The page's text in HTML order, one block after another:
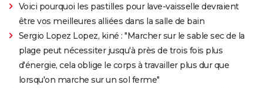
Voici pourquoi les pastilles pour lave-vaisselle devraient
être vos meilleures alliées dans la salle de bain
Sergio Lopez Lopez, kiné : "Marcher sur le sable sec de la
plage peut nécessiter jusqu'à près de trois fois plus
d'énergie, cela oblige le corps à travailler plus dur que
lorsqu'on marche sur un sol ferme"